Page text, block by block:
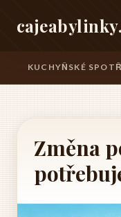
KUCHYŇSKÉ
Změna